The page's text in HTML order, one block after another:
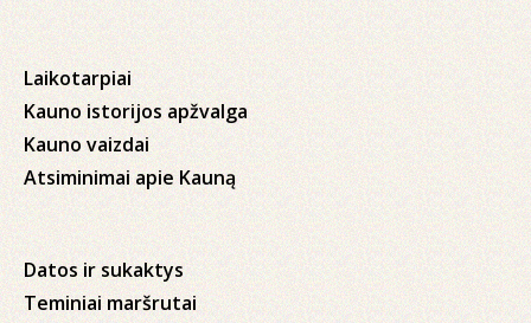
Laikotarpiai
Kauno istorijos apžvalga
Kauno vaizdai
Atsiminimai apie Kauną
Datos ir sukaktys
Teminiai maršrutai